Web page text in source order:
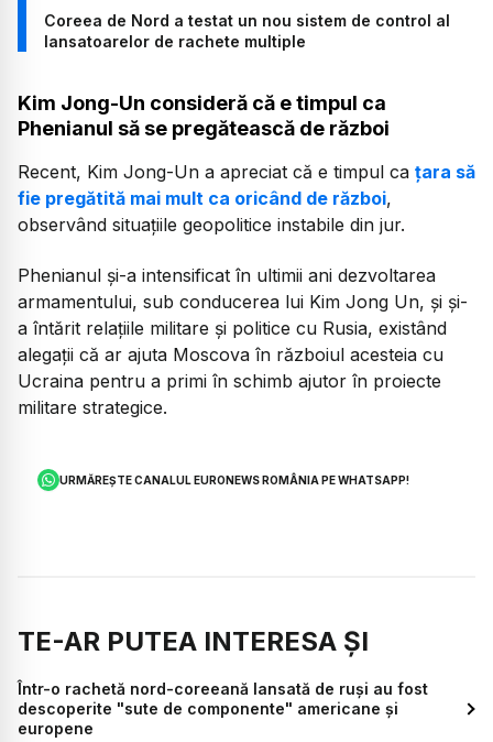
Coreea de Nord a testat un nou sistem de control al
lansatoarelor de rachete multiple
Kim Jong-Un consideră că e timpul ca
Phenianul să se pregătească de război
Recent, Kim Jong-Un a apreciat că e timpul ca ţara să
fie pregătită mai mult ca oricând de război,
observând situaţiile geopolitice instabile din jur.
Phenianul şi-a intensificat în ultimii ani dezvoltarea
armamentului, sub conducerea lui Kim Jong Un, şi şi-
a întărit relaţiile militare şi politice cu Rusia, existând
alegaţii că ar ajuta Moscova în războiul acesteia cu
Ucraina pentru a primi în schimb ajutor în proiecte
militare strategice.
URMĂREȘTE CANALUL EURONEWS ROMÂNIA PE WHATSAPP!
TE-AR PUTEA INTERESA ȘI
Într-o rachetă nord-coreeană lansată de ruși au fost
descoperite "sute de componente" americane și
europene